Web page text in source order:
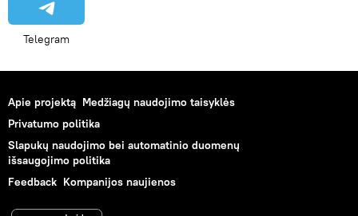
Telegram
Apie projektą Medžiagų naudojimo taisyklės
Privatumo politika
Slapukų naudojimo bei automatinio duomenų
išsaugojimo politika
Feedback Kompanijos naujienos